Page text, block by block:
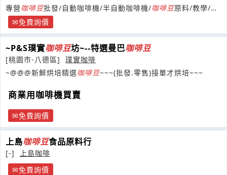
專營咖啡豆批發/自動咖啡機/半自動咖啡機/咖啡豆原料/教學/創
業輔導免費詢價
~P&S璞實咖啡豆坊~--特選曼巴咖啡豆
[桃園市-八德區]
璞實咖啡
~@@@新鮮烘培精選咖啡豆~~~(批發.零售)接單才烘培~~~
商業用咖啡機買賣
免費詢價
上島咖啡豆食品原料行
[-]
上島咖啡
免費詢價